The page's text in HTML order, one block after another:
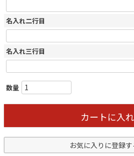
名入れ二行目
名入れ三行目
カートに入
お気に入りに登録す